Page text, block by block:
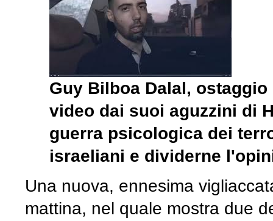
Guy Bilboa Dalal,
video dai suoi aguzzini di
guerra psicologica dei
israeliani e dividerne
Una nuova, ennesima
mattina, nel quale mostra due